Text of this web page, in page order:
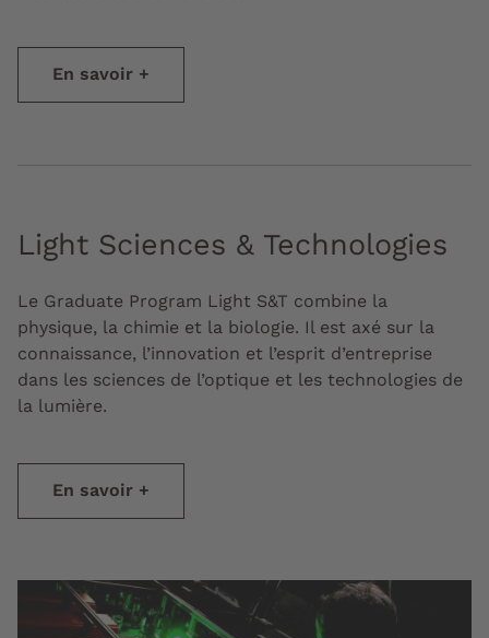
En savoir +
Light Sciences & Technologies
Le Graduate Program Light S&T combine la
physique, la chimie et la biologie. Il est axé sur la
connaissance, l’innovation et l’esprit d’entreprise
dans les sciences de l’optique et les technologies de
la lumière.
En savoir +